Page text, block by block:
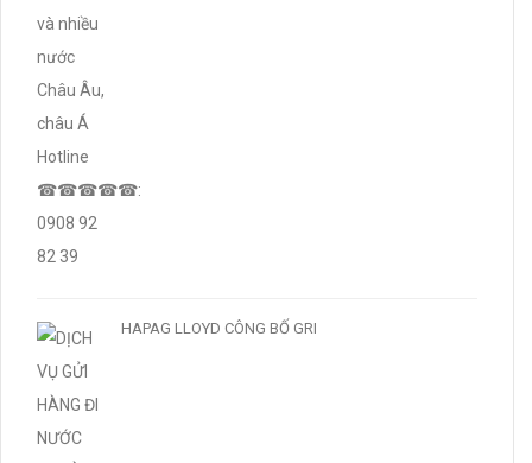
HAPAG LLOYD CÔNG BỐ GRI